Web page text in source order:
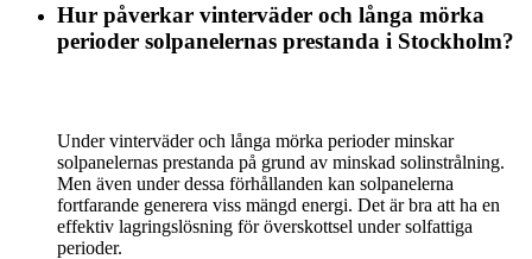
Hur påverkar vinterväder och långa mörka
perioder solpanelernas prestanda i Stockholm?
Under vinterväder och långa mörka perioder minskar
solpanelernas prestanda på grund av minskad solinstrålning.
Men även under dessa förhållanden kan solpanelerna
fortfarande generera viss mängd energi. Det är bra att ha en
effektiv lagringslösning för överskottsel under solfattiga
perioder.